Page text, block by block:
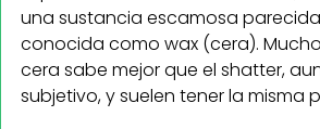
una sustancia escamosa
conocida como wax (cera).
cera sabe mejor que el shatter,
subjetivo, y suelen tener la misma